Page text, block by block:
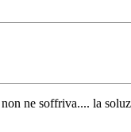
ne soffriva.... la